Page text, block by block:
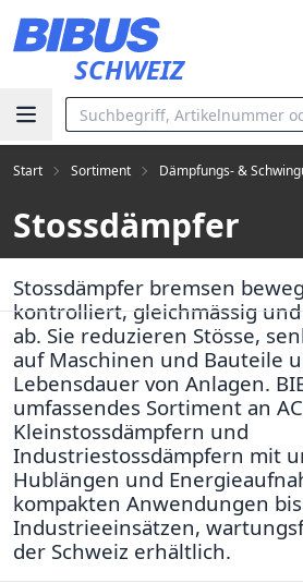
SCHWEIZ
Start Sortiment Dämpfungs- &
Stossdämpfer
Stossdämpfer bremsen
kontrolliert, gleichmässig
ab. Sie reduzieren Stösse,
auf Maschinen und Bauteile
Lebensdauer von Anlagen.
umfassendes Sortiment an
Kleinstossdämpfern und
Industriestossdämpfern mit
Hublängen und
kompakten Anwendungen
Industrieeinsätzen,
der Schweiz erhältlich.